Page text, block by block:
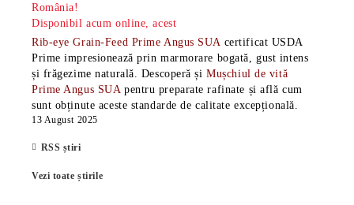
România!
Disponibil acum online, acest
Rib-eye Grain-Feed Prime Angus SUA certificat USDA
Prime impresionează prin marmorare bogată, gust intens
și frăgezime naturală. Descoperă șiMușchiul de vită
Prime Angus SUA pentru preparate rafinate și află cum
sunt obținute aceste standarde de calitate excepțională.
13 August 2025
RSS știri
Vezi toate știrile